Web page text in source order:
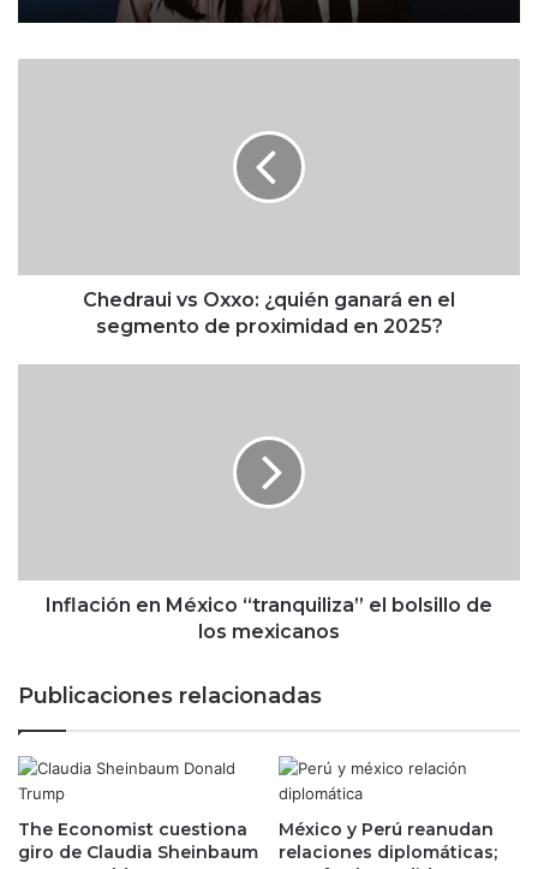
v
r
á
e
n
e
l
s
Chedraui vs Oxxo: ¿quién ganará en el
segmento de proximidad en 2025?
n
x
i
c
o
“
t
r
Inflación en México “tranquiliza” el bolsillo de
los mexicanos
Publicaciones relacionadas
The Economist cuestiona
giro de Claudia Sheinbaum
México y Perú reanudan
relaciones diplomáticas;